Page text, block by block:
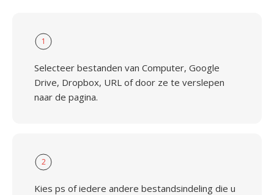
1
Selecteer bestanden van Computer, Google
Drive, Dropbox, URL of door ze te verslepen
naar de pagina.
2
Kies ps of iedere andere bestandsindeling die u